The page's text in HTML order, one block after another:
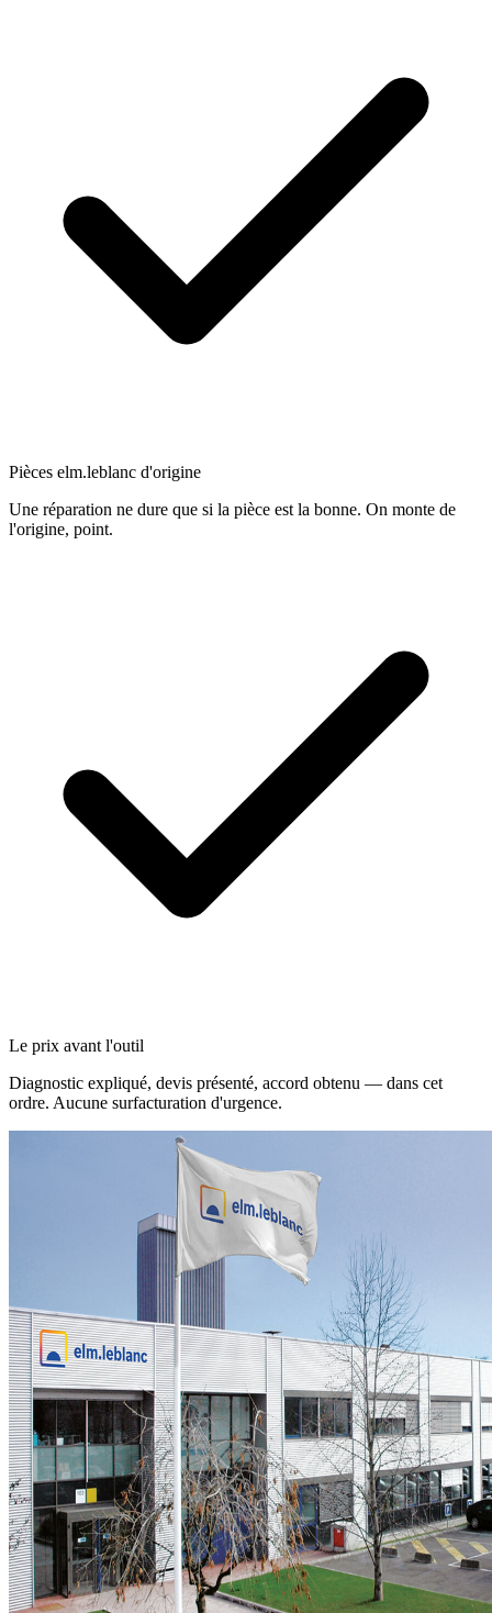
Pièces elm.leblanc d'origine
Une réparation ne dure que si la pièce est la bonne. On monte de
l'origine, point.
Le prix avant l'outil
Diagnostic expliqué, devis présenté, accord obtenu — dans cet
ordre. Aucune surfacturation d'urgence.